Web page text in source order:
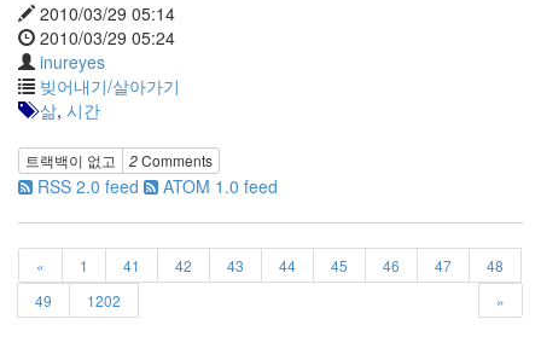
2010/03/29 05:14
2010/03/29 05:24
inureyes
빚어내기/살아가기
삶, 시간
트랙백이 없고 2Comments
RSS 2.0 feed ATOM 1.0 feed
« 1 41 42 43 44 45 46 47
48
49
1202 »
자
모
바
일
부
불
효
몇
획
(1)